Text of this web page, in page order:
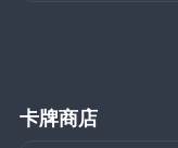
卡牌商店